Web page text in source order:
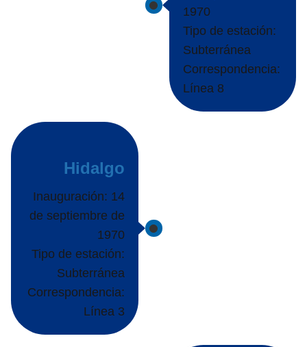
1970
Tipo de estación:
Subterránea
Correspondencia:
Línea 8
Hidalgo
Inauguración: 14
de septiembre de
1970
Tipo de estación:
Subterránea
Correspondencia:
Línea 3